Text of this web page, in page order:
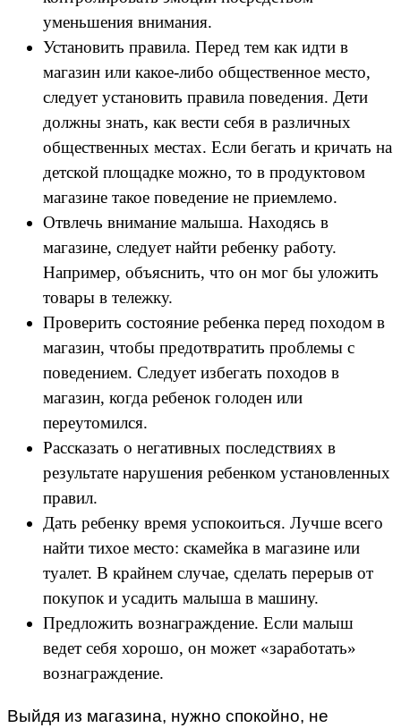
уменьшения внимания.
Установить правила. Перед тем как идти в
магазин или какое-либо общественное место,
следует установить правила поведения. Дети
должны знать, как вести себя в различных
общественных местах. Если бегать и кричать на
детской площадке можно, то в продуктовом
магазине такое поведение не приемлемо.
Отвлечь внимание малыша. Находясь в
магазине, следует найти ребенку работу.
Например, объяснить, что он мог бы уложить
товары в тележку.
Проверить состояние ребенка перед походом в
магазин, чтобы предотвратить проблемы с
поведением. Следует избегать походов в
магазин, когда ребенок голоден или
переутомился.
Рассказать о негативных последствиях в
результате нарушения ребенком установленных
правил.
Дать ребенку время успокоиться. Лучше всего
найти тихое место: скамейка в магазине или
туалет. В крайнем случае, сделать перерыв от
покупок и усадить малыша в машину.
Предложить вознаграждение. Если малыш
ведет себя хорошо, он может «заработать»
вознаграждение.
Выйдя из магазина, нужно спокойно, не